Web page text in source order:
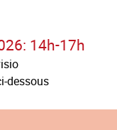
14h-17h
dessous